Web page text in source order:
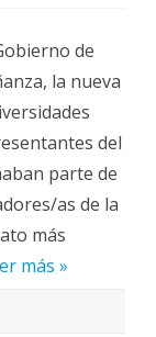
de
la nueva
del
parte de
as de la
más
más »